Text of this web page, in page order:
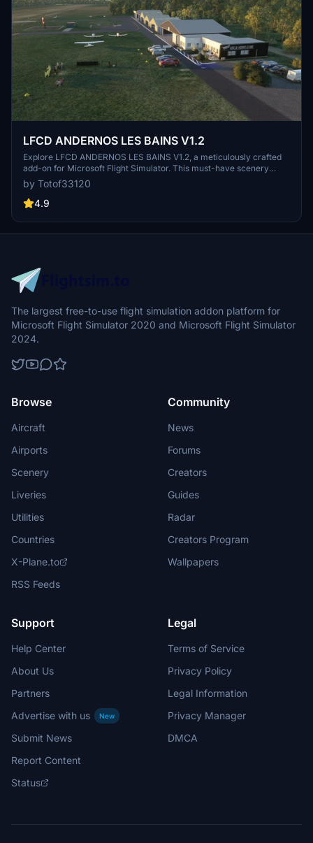
LFCD ANDERNOS LES BAINS V1.2
Explore LFCD ANDERNOS LES BAINS V1.2, a meticulously crafted
add-on for Microsoft Flight Simulator. This must-have scenery
includes TOTOF libraries for a complete experience. Enhance your
virtual skies with additional libraries and recommended France VFR
enhancements for a more immersive flight simulation.
by Totof33120
4.9
The largest free-to-use flight simulation addon platform for
Microsoft Flight Simulator 2020 and Microsoft Flight Simulator
2024.
Browse
Aircraft
Airports
Scenery
Liveries
Utilities
Countries
X-Plane.to
RSS Feeds
Community
News
Forums
Creators
Guides
Radar
Creators Program
Wallpapers
Support
Help Center
About Us
Partners
Advertise with us
New
Submit News
Report Content
Status
Legal
Terms of Service
Privacy Policy
Legal Information
Privacy Manager
DMCA